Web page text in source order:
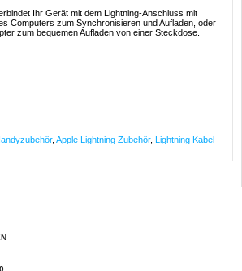
Ihr Gerät mit dem Lightning-Anschluss mit
Computers zum Synchronisieren und Aufladen, oder
zum bequemen Aufladen von einer Steckdose.
, Apple Lightning Zubehör, Lightning Kabel